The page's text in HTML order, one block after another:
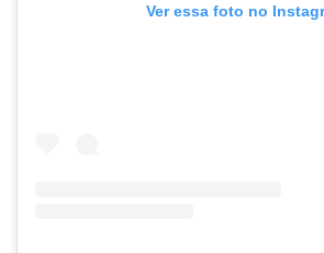
Ver essa foto no